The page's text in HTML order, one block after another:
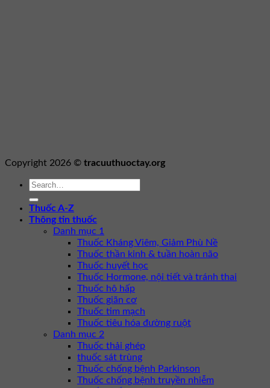
Copyright 2026 © tracuuthuoctay.org
Thuốc A-Z
Thông tin thuốc
Danh mục 1
Thuốc Kháng Viêm, Giảm Phù Nề
Thuốc thần kinh & tuần hoàn não
Thuốc huyết học
Thuốc Hormone, nội tiết và tránh thai
Thuốc hô hấp
Thuốc giãn cơ
Thuốc tim mạch
Thuốc tiêu hóa đường ruột
Danh mục 2
Thuốc thải ghép
thuốc sát trùng
Thuốc chống bệnh Parkinson
Thuốc chống bệnh truyền nhiễm